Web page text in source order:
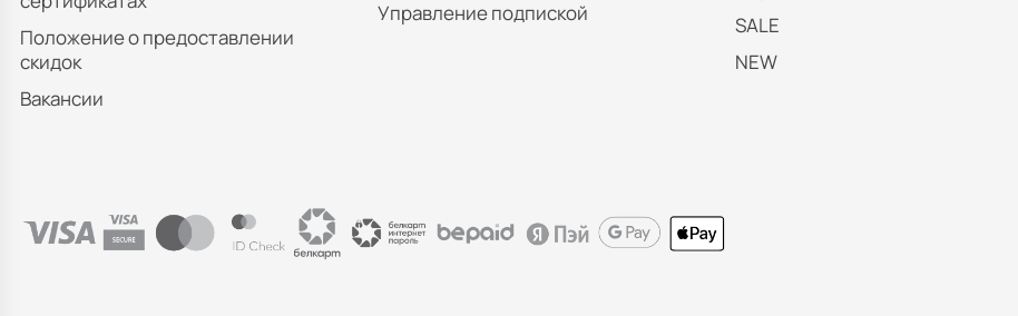
Положение о предоставлении
скидок
Вакансии
Управление подпиской
SALE
NEW